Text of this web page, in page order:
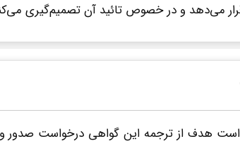
می‌دهد و در خصوص تائید آن تصمیم‌گیری
است هدف از ترجمه این گواهی درخواست صدور